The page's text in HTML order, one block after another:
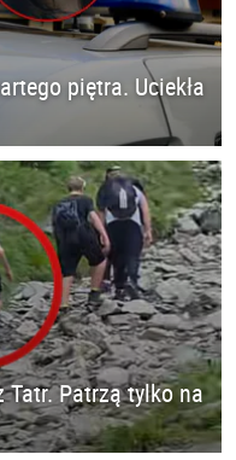
piętra. Uciekła
Tatr. Patrzą tylko na